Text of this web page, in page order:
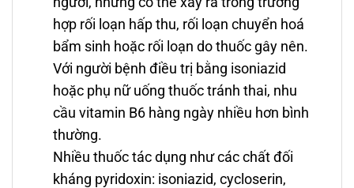
hợp rối loạn hấp thu, rối loạn chuyển hoá
bẩm sinh hoặc rối loạn do thuốc gây nên.
Với người bệnh điều trị bằng isoniazid
hoặc phụ nữ uống thuốc tránh thai, nhu
cầu vitamin B6 hàng ngày nhiều hơn bình
thường.
Nhiều thuốc tác dụng như các chất đối
kháng pyridoxin: isoniazid, cycloserin,